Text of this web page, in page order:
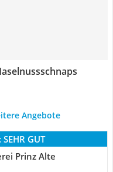
Angebote
SEHR GUT
Prinz Alte